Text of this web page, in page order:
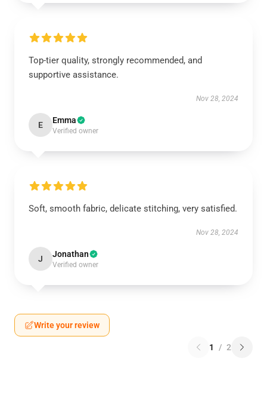
Top-tier quality, strongly recommended, and
supportive assistance.
Nov 28, 2024
E Emma
Verified owner
Soft, smooth fabric, delicate stitching, very satisfied.
Nov 28, 2024
J Jonathan
Verified owner
Write your review
1 / 2